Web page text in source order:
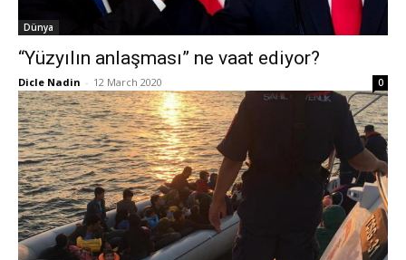
Dünya
“Yüzyılın anlaşması” ne vaat ediyor?
Dicle Nadin - 12 March 2020 0